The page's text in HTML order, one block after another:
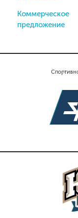
Коммерческое
предложение